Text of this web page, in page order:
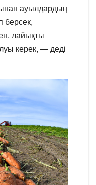
ауылдардың
берсек,
лайықты
керек, — деді